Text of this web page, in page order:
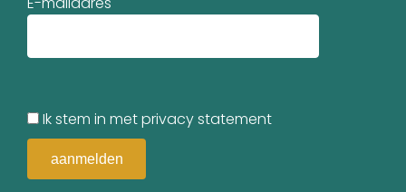
Ik stem in met privacy statement